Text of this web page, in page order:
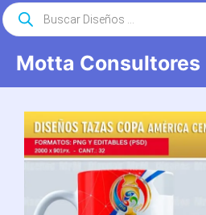
Saltar
al
Motta Consultores
Búsqueda
de
productos